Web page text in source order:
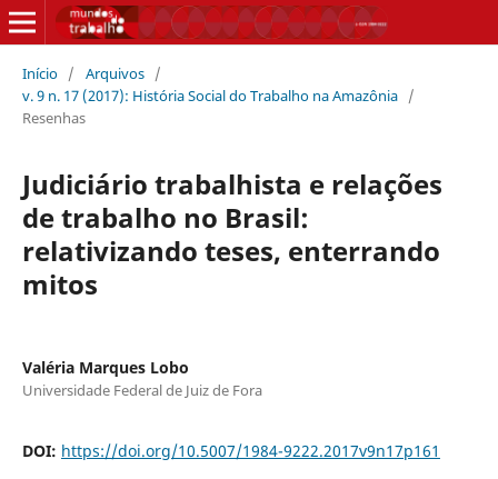
Início / Arquivos /
v. 9 n. 17 (2017): História Social do Trabalho na Amazônia /
Resenhas
Judiciário trabalhista e relações
de trabalho no Brasil:
relativizando teses, enterrando
mitos
Valéria Marques Lobo
Universidade Federal de Juiz de Fora
DOI: https://doi.org/10.5007/1984-9222.2017v9n17p161